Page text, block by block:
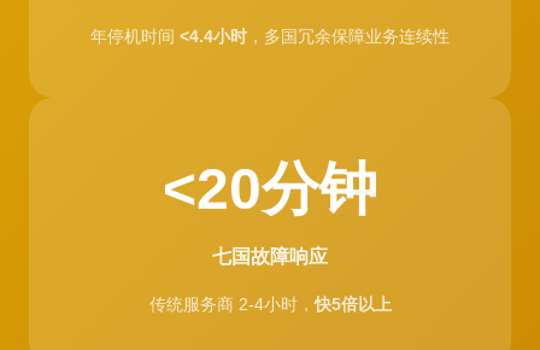
年停机时间 <4.4小时 ，多国冗余保障业务连续性
<20分钟
七国故障响应
传统服务商 2-4小时，快5倍以上